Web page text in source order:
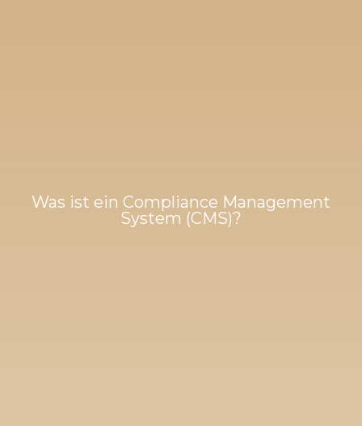
Was ist ein Compliance Management
System (CMS)?